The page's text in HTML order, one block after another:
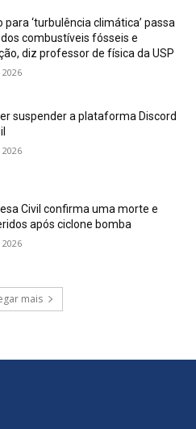
para ‘turbulência climática’ passa
combustíveis fósseis e
diz professor de física da USP
suspender a plataforma Discord
Civil confirma uma morte e
após ciclone bomba
mais